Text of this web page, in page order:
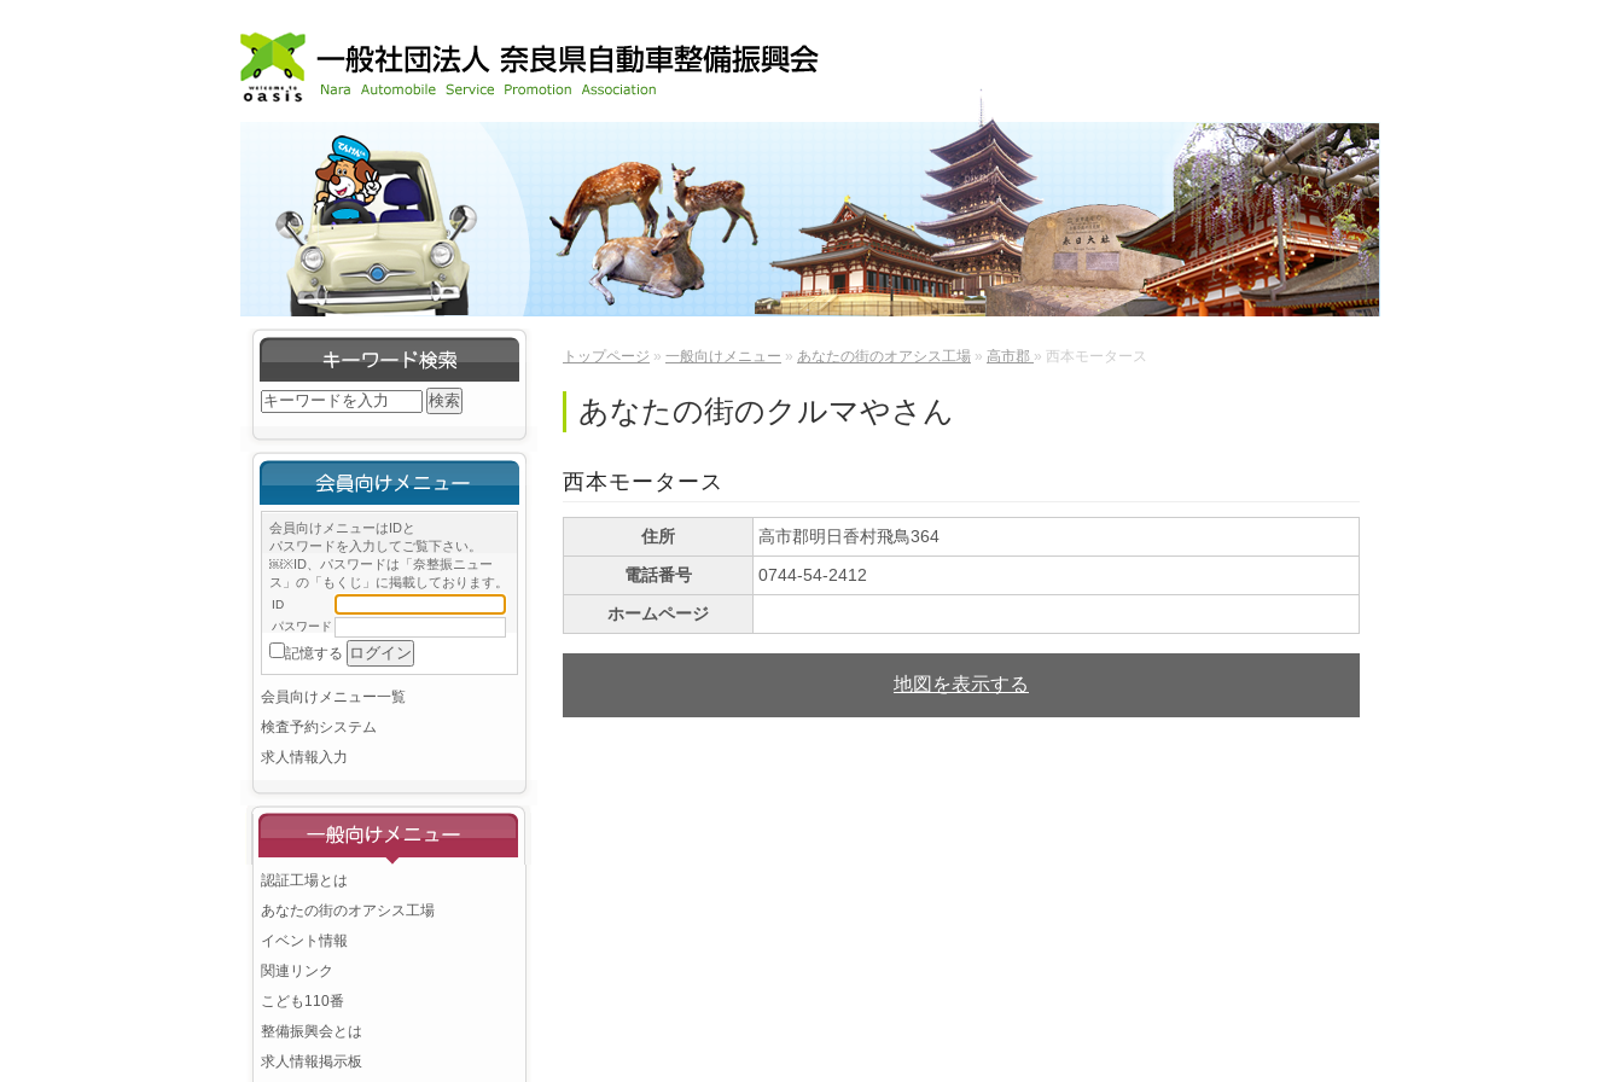
会員向けメニューはIDと
パスワードを入力してご覧下さい。
￼※ID、パスワードは「奈整振ニュー
ス」の「もくじ」に掲載しております。
ID
パスワード
記憶する
会員向けメニュー一覧
検査予約システム
求人情報入力
認証工場とは
あなたの街のオアシス工場
イベント情報
関連リンク
こども110番
整備振興会とは
求人情報掲示板
トップページ » 一般向けメニュー » あなたの街のオアシス工場 » 高市郡 » 西本モータース
あなたの街のクルマやさん
西本モータース
住所
高市郡明日香村飛鳥364
電話番号
0744-54-2412
ホームページ
地図を表示する